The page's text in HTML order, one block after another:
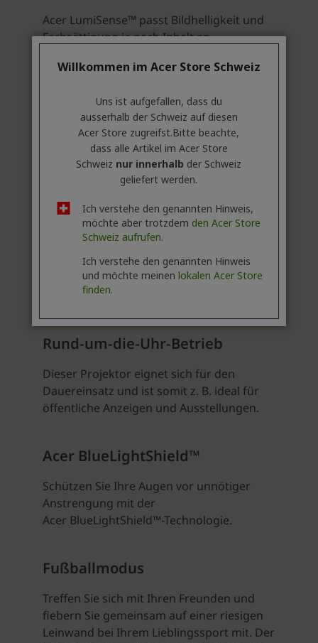
Willkommen im Acer Store Schweiz
Uns ist aufgefallen, dass du
ausserhalb ​der Schweiz auf diesen
Acer Store zugreifst.​Bitte beachte,
dass alle Artikel im Acer Store
Schweiz nur innerhalb der Schweiz
geliefert werden.
Ich verstehe den genannten Hinweis,
möchte aber trotzdem den Acer Store
Schweiz aufrufen.
Ich verstehe den genannten Hinweis
und möchte meinen lokalen Acer Store
finden.